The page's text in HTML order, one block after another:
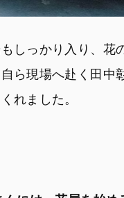
しっかり入り、花
ら現場へ赴く田中
れました。